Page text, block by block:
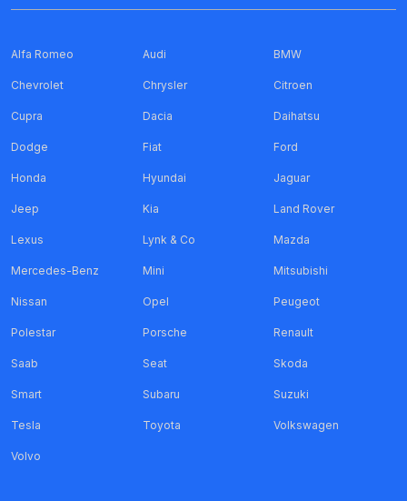
Alfa Romeo Audi BMW
Chevrolet Chrysler Citroen
Cupra Dacia Daihatsu
Dodge Fiat Ford
Honda Hyundai Jaguar
Jeep Kia Land Rover
Lexus Lynk & Co Mazda
Mercedes-Benz Mini Mitsubishi
Nissan Opel Peugeot
Polestar Porsche Renault
Saab Seat Skoda
Smart Subaru Suzuki
Tesla Toyota Volkswagen
Volvo